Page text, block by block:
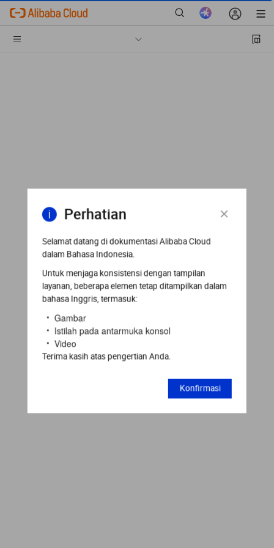
Perhatian
Selamat datang di dokumentasi Alibaba Cloud
dalam Bahasa Indonesia.
Untuk menjaga konsistensi dengan tampilan
layanan, beberapa elemen tetap ditampilkan dalam
bahasa Inggris, termasuk:
Gambar
Istilah pada antarmuka konsol
Video
Terima kasih atas pengertian Anda.
Konfirmasi